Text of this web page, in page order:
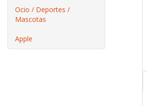
Ocio / Deportes /
Mascotas
Apple